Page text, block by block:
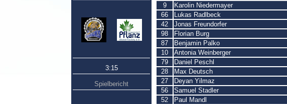
3:15
Spielbericht
9
Karolin Niedermayer
66
Lukas Radlbeck
42
Jonas Freundorfer
98
Florian Burg
87
Benjamin Palko
10
Antonia Weinberger
79
Daniel Peschl
28
Max Deutsch
27
Deyan Yilmaz
56
Samuel Stadler
52
Paul Mandl